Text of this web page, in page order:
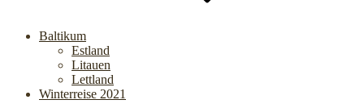
Baltikum
Estland
Litauen
Lettland
Winterreise 2021